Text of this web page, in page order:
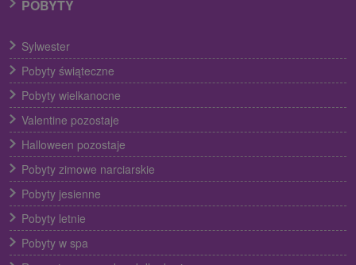
POBYTY
Sylwester
Pobyty świąteczne
Pobyty wielkanocne
Valentine pozostaje
Halloween pozostaje
Pobyty zimowe narciarskie
Pobyty jesienne
Pobyty letnie
Pobyty w spa